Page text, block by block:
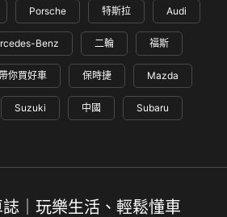
Porsche 特斯拉 Audi
Benz 二輪 福斯
你買好車 保時捷 Mazda
Suzuki 中國 Subaru
｜玩樂生活、輕鬆懂車